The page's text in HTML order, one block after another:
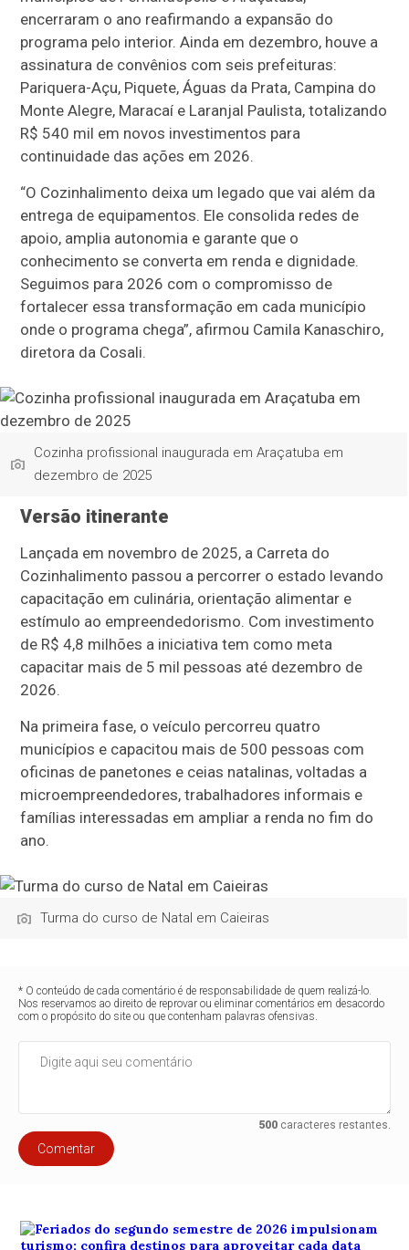
encerraram o ano reafirmando a expansão do
programa pelo interior. Ainda em dezembro, houve a
assinatura de convênios com seis prefeituras:
Pariquera-Açu, Piquete, Águas da Prata, Campina do
Monte Alegre, Maracaí e Laranjal Paulista, totalizando
R$ 540 mil em novos investimentos para
continuidade das ações em 2026.
“O Cozinhalimento deixa um legado que vai além da
entrega de equipamentos. Ele consolida redes de
apoio, amplia autonomia e garante que o
conhecimento se converta em renda e dignidade.
Seguimos para 2026 com o compromisso de
fortalecer essa transformação em cada município
onde o programa chega”, afirmou Camila Kanaschiro,
diretora da Cosali.
Cozinha profissional inaugurada em Araçatuba em
dezembro de 2025
Versão itinerante
Lançada em novembro de 2025, a Carreta do
Cozinhalimento passou a percorrer o estado levando
capacitação em culinária, orientação alimentar e
estímulo ao empreendedorismo. Com investimento
de R$ 4,8 milhões a iniciativa tem como meta
capacitar mais de 5 mil pessoas até dezembro de
2026.
Na primeira fase, o veículo percorreu quatro
municípios e capacitou mais de 500 pessoas com
oficinas de panetones e ceias natalinas, voltadas a
microempreendedores, trabalhadores informais e
famílias interessadas em ampliar a renda no fim do
ano.
Turma do curso de Natal em Caieiras
* O conteúdo de cada comentário é de responsabilidade de quem realizá-lo.
Nos reservamos ao direito de reprovar ou eliminar comentários em desacordo
com o propósito do site ou que contenham palavras ofensivas.
500caracteres restantes.
Comentar